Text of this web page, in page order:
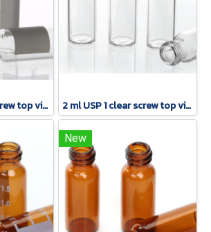
2 ml USP 1 clear screw top vial with patch 2 ml USP 1 clear screw top vial
New